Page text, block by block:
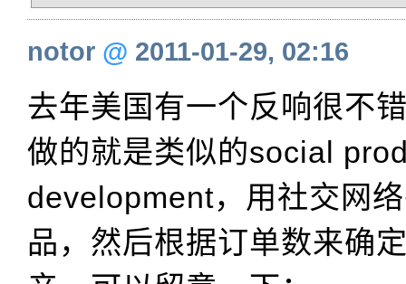
notor @ 2011-01-29, 02:16
去年美国有一个反响很不
做的就是类似的social
development，用社交网
品，然后根据订单数来确